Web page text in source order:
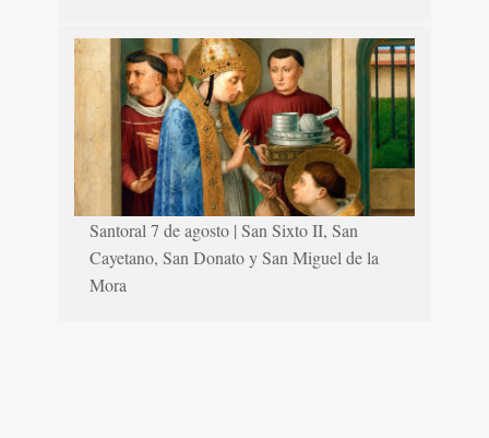
Santoral 7 de agosto | San Sixto II, San
Cayetano, San Donato y San Miguel de la
Mora